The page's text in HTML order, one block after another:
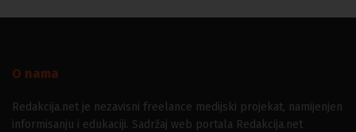
O nama
Redakcija.net je nezavisni freelance medijski projekat, namijenjen
informisanju i edukaciji. Sadržaj web portala Redakcija.net